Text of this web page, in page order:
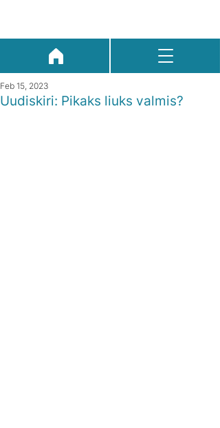
Uudiskiri: Pikaks liuks valmis?
Feb 15, 2023